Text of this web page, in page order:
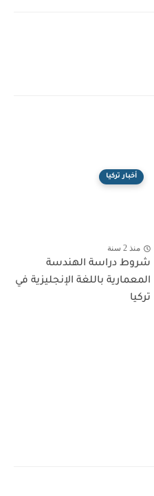
أخبار تركيا
منذ 2 سنة
شروط دراسة الهندسة
المعمارية باللغة الإنجليزية في
تركيا